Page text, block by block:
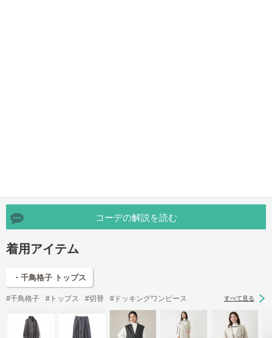
コーデの解説を読む
着用アイテム
・千鳥格子 トップス
#千鳥格子 #トップス #切替 #ドッキングワンピース すべて見る